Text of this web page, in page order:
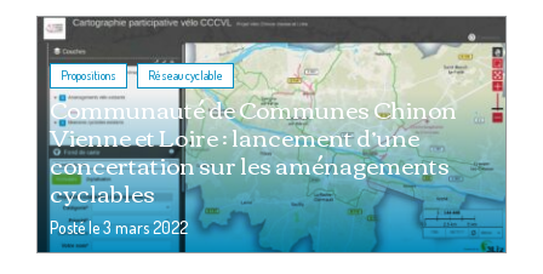
Propositions , Réseau cyclable
Communauté de Communes Chinon
Vienne et Loire : lancement d’une
concertation sur les aménagements
cyclables
Posté le3 mars 2022